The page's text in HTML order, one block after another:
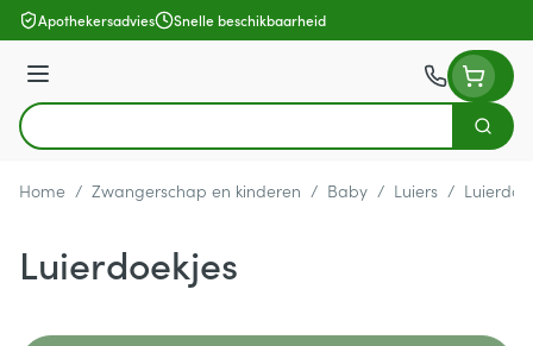
Ga naar de inhoud
Apothekersadvies Snelle beschikbaarheid
Menu
Product, merk, categorie...
Zoek
Home / Zwangerschap en kinderen / Baby / Luiers /
Luierdoekjes